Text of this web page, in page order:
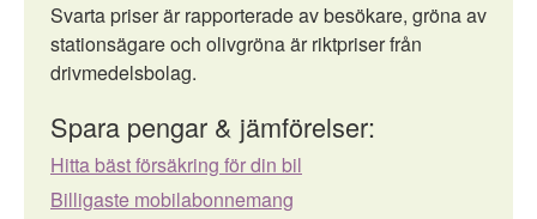
Svarta priser är rapporterade av besökare, gröna av
stationsägare och olivgröna är riktpriser från
drivmedelsbolag.
Spara pengar & jämförelser:
Hitta bäst försäkring för din bil
Billigaste mobilabonnemang